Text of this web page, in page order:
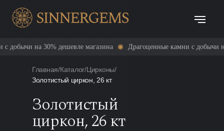
дешевле магазина Драгоценные камни с добычи на 30%
Золотистый
циркон, 26 кт
Главная/Каталог/Цирконы/
Золотистый циркон, 26 кт